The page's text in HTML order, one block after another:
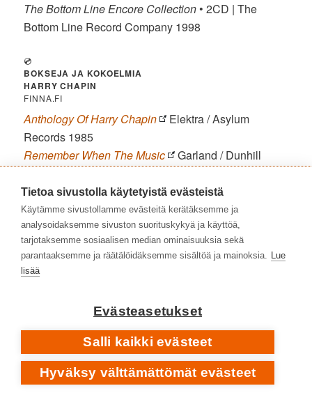
The Bottom Line Encore Collection • 2CD | The
Bottom Line Record Company 1998
💿
BOKSEJA JA KOKOELMIA
HARRY CHAPIN
FINNA.FI
Anthology Of Harry Chapin
Elektra / Asylum
Records 1985
Remember When The Music
Garland / Dunhill
The Gold Medal Collection
2CD | Elektra / Asylum
Records 1988
Story Of A Life
3CD + 76-sivuinen liitekirja | Elektra
1999
Introducing… Harry Chapin
Rhino / Warner Music
UK 2006
Other Love Songs•Short Stories•Verities &
•On The Road To Kingdom Come]
| Rhino Entertainment 2009
Story Book – The Elektra Albums 1972–1978
Tietoa sivustolla käytetyistä evästeistä
Käytämme sivustollamme evästeitä kerätäksemme ja
analysoidaksemme sivuston suorituskykyä ja käyttöä,
tarjotaksemme sosiaalisen median ominaisuuksia sekä
parantaaksemme ja räätälöidäksemme sisältöä ja mainoksia. Lue
lisää
Evästeasetukset
Salli kaikki evästeet
Hyväksy välttämättömät evästeet